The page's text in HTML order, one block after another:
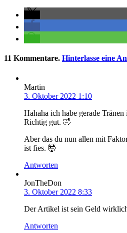
11 Kommentare. Hinterlasse eine
Martin
3. Oktober 2022 1:10
Hahaha ich habe gerade
Richtig gut. 🤣
Aber das du nun allen mit
ist fies. 🤯
Antworten
JonTheDon
3. Oktober 2022 8:33
Der Artikel ist sein Geld
Antworten